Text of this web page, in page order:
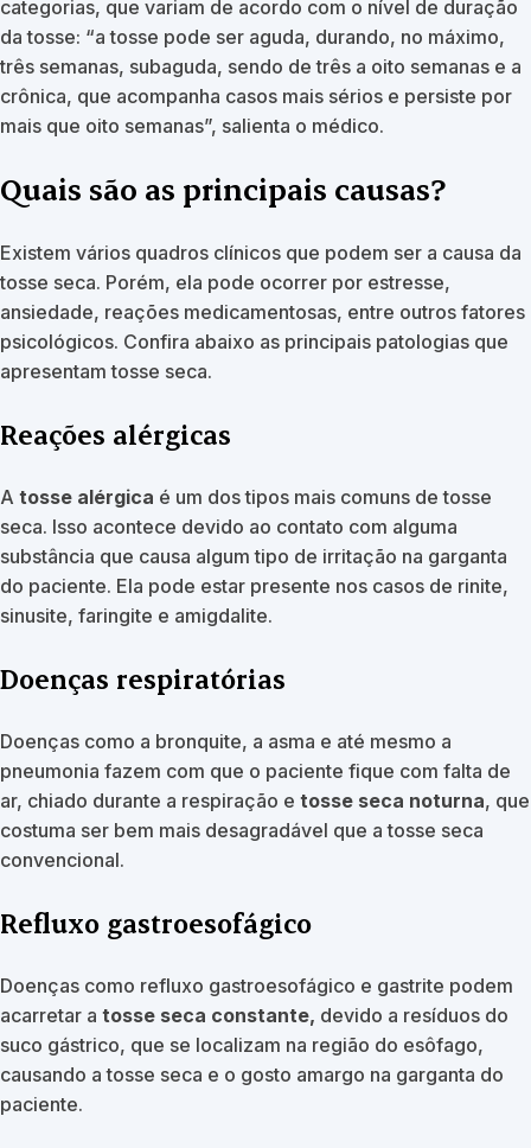
categorias, que variam de acordo com o nível de duração
da tosse: “a tosse pode ser aguda, durando, no máximo,
três semanas, subaguda, sendo de três a oito semanas e a
crônica, que acompanha casos mais sérios e persiste por
mais que oito semanas”, salienta o médico.
Quais são as principais causas?
Existem vários quadros clínicos que podem ser a causa da
tosse seca. Porém, ela pode ocorrer por estresse,
ansiedade, reações medicamentosas, entre outros fatores
psicológicos. Confira abaixo as principais patologias que
apresentam tosse seca.
Reações alérgicas
A tosse alérgica é um dos tipos mais comuns de tosse
seca. Isso acontece devido ao contato com alguma
substância que causa algum tipo de irritação na garganta
do paciente. Ela pode estar presente nos casos de rinite,
sinusite, faringite e amigdalite.
Doenças respiratórias
Doenças como a bronquite, a asma e até mesmo a
pneumonia fazem com que o paciente fique com falta de
ar, chiado durante a respiração e tosse seca noturna, que
costuma ser bem mais desagradável que a tosse seca
convencional.
Refluxo gastroesofágico
Doenças como refluxo gastroesofágico e gastrite podem
acarretar a tosse seca constante, devido a resíduos do
suco gástrico, que se localizam na região do esôfago,
causando a tosse seca e o gosto amargo na garganta do
paciente.